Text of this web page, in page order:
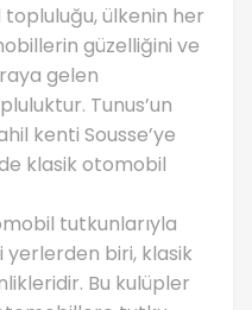
ülkenin her
güzelliğini ve
gelen
Tunus’un
kenti Sousse’ye
klasik otomobil
tutkunlarıyla
yerlerden biri, klasik
Bu kulüpler